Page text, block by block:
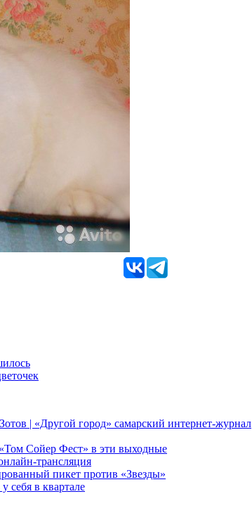
| «Другой город» самарский интернет-журнал
Сойер Фест» в эти выходные
трансляция
пикет против «Звезды»
себя в квартале